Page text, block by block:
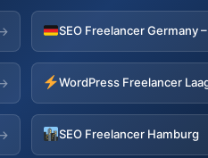
WordPress Freelancer
SEO Freelancer Hamburg